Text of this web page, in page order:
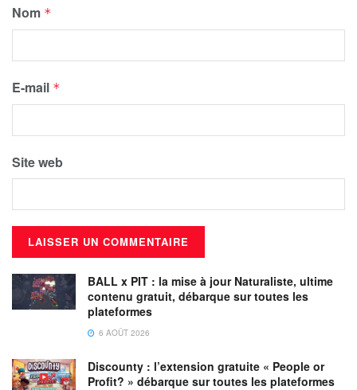
Nom *
E-mail *
Site web
BALL x PIT : la mise à jour Naturaliste, ultime
contenu gratuit, débarque sur toutes les
plateformes
6 AOÛT 2026
Discounty : l’extension gratuite « People or
Profit? » débarque sur toutes les plateformes